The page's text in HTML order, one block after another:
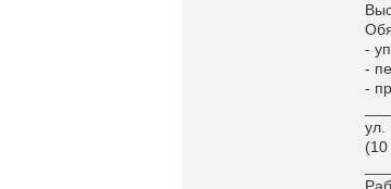
-
-
-
ул.
(10